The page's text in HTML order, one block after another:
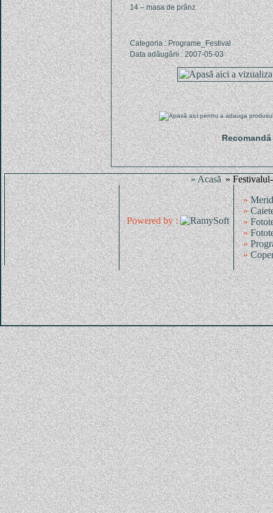
14 – masa de prânz
Categoria : Programe_Festival
Data adăugării : 2007-05-03
» Acasă »
Powered by :
»
»
»
»
»
»